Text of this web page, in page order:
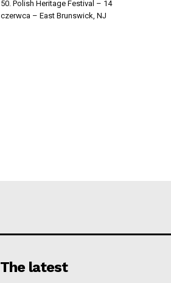
50. Polish Heritage Festival – 14
czerwca – East Brunswick, NJ
The latest